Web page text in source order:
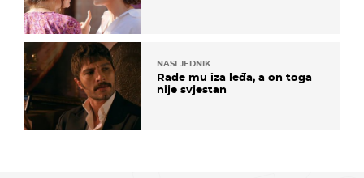
NASLJEDNIK
Rade mu iza leđa, a on toga
nije svjestan